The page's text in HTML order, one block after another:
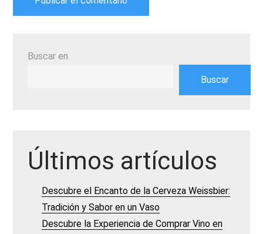
Buscar en
Buscar
Últimos artículos
Descubre el Encanto de la Cerveza Weissbier:
Tradición y Sabor en un Vaso
Descubre la Experiencia de Comprar Vino en